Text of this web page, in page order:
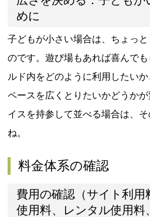
めに
子どもが小さい場合は、ちょっ
のです。遊び場もあれば喜んで
ルド内をどのように利用したい
ペースを広くとりたいかどうか
イスを持参して並べる場合は、
ね。
料金体系の確認
費用の確認（サイト利用
使用料、レンタル使用料